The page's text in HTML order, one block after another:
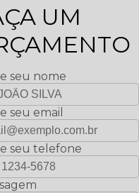
UM
seu nome
seu email
seu telefone